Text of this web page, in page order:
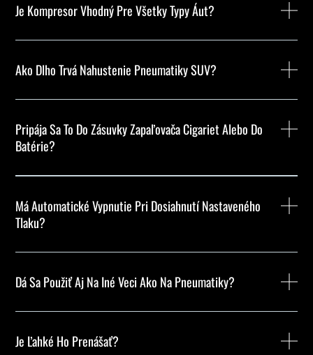
Je Kompresor Vhodný Pre Všetky Typy Áut?
Ako Dlho Trvá Nahustenie Pneumatiky SUV?
Pripája Sa To Do Zásuvky Zapaľovača Cigariet Alebo Do
Batérie?
Má Automatické Vypnutie Pri Dosiahnutí Nastaveného
Tlaku?
Dá Sa Použiť Aj Na Iné Veci Ako Na Pneumatiky?
Je Ľahké Ho Prenášať?